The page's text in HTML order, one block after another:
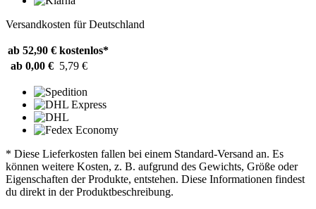
Versandkosten für Deutschland
ab 52,90 € kostenlos*
ab 0,00 € 5,79 €
* Diese Lieferkosten fallen bei einem Standard-Versand an. Es
können weitere Kosten, z. B. aufgrund des Gewichts, Größe oder
Eigenschaften der Produkte, entstehen. Diese Informationen findest
du direkt in der Produktbeschreibung.